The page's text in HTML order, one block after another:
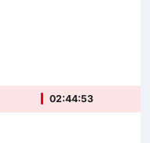
02:44:52